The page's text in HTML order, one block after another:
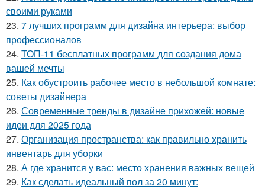
своими руками
23. 7 лучших программ для дизайна интерьера: выбор
профессионалов
24. ТОП-11 бесплатных программ для создания дома
вашей мечты
25. Как обустроить рабочее место в небольшой комнате:
советы дизайнера
26. Современные тренды в дизайне прихожей: новые
идеи для 2025 года
27. Организация пространства: как правильно хранить
инвентарь для уборки
28. А где хранится у вас: место хранения важных вещей
29. Как сделать идеальный пол за 20 минут: